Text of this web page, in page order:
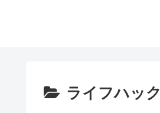
ライフハック